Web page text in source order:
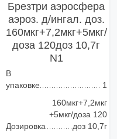
Брезтри аэросфера
аэроз. д/ингал. доз.
160мкг+7,2мкг+5мкг/
доза 120доз 10,7г
N1
В
упаковке
1
Дозировка
160мкг+7,2мкг
+5мкг/доза 120
доз 10,7г